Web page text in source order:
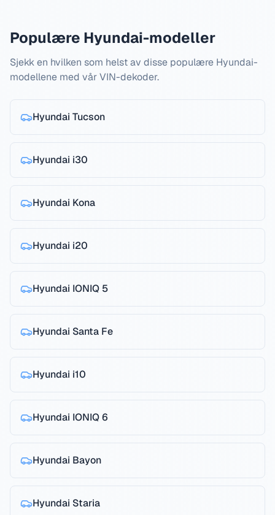
Populære Hyundai-modeller
Sjekk en hvilken som helst av disse populære Hyundai-
modellene med vår VIN-dekoder.
Hyundai Tucson
Hyundai i30
Hyundai Kona
Hyundai i20
Hyundai IONIQ 5
Hyundai Santa Fe
Hyundai i10
Hyundai IONIQ 6
Hyundai Bayon
Hyundai Staria